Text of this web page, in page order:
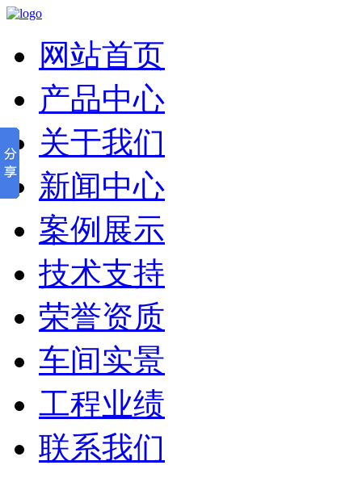
网站首页
产品中心
关于我们
新闻中心
案例展示
技术支持
荣誉资质
车间实景
工程业绩
联系我们